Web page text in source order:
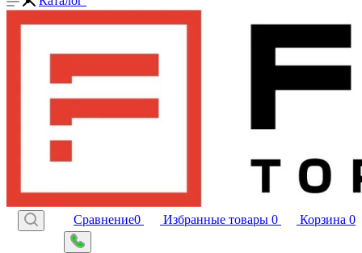
Сравнение0 Избранные товары 0 Корзина 0